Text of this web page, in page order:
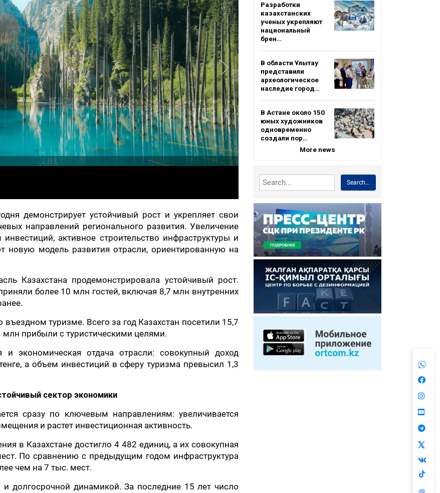
демонстрирует устойчивый рост и укрепляет свои
направлений регионального развития. Увеличение
активное строительство инфраструктуры и
новую модель развития отрасли, ориентированную на
Казахстана продемонстрировала устойчивый рост.
более 10 млн гостей, включая 8,7 млн внутренних
туризме. Всего за год Казахстан посетили 15,7
прибыли с туристическими целями.
и экономическая отдача отрасли: совокупный доход
а объем инвестиций в сферу туризма превысил 1,3
сектор экономики
сразу по ключевым направлениям: увеличивается
и растет инвестиционная активность.
в Казахстане достигло 4 482 единиц, а их совокупная
По сравнению с предыдущим годом инфраструктура
чем на 7 тыс. мест.
и долгосрочной динамикой. За последние 15 лет число
Разработки
казахстанских
ученых укрепляют
национальный
брен…
В области Ұлытау
представили
археологическое
наследие город…
В Астане около 150
юных художников
одновременно
создали пор…
More news
Search...